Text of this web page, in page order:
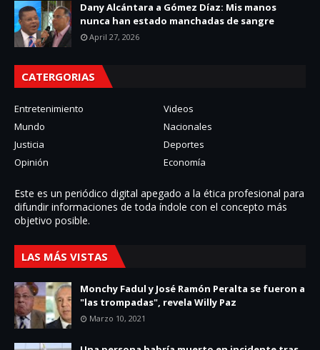
Dany Alcántara a Gómez Díaz: Mis manos
nunca han estado manchadas de sangre
April 27, 2026
CATERGORIAS
Entretenimiento
Videos
Mundo
Nacionales
Justicia
Deportes
Opinión
Economía
Este es un periódico digital apegado a la ética profesional para
difundir informaciones de toda í­ndole con el concepto más
objetivo posible.
LAS MÁS VISTAS
Monchy Fadul y José Ramón Peralta se fueron a
"las trompadas", revela Willy Paz
Marzo 10, 2021